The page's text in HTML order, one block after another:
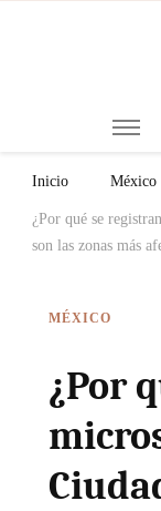
Inicio México
¿Por qué se
son las zonas más
MÉXICO
¿Por